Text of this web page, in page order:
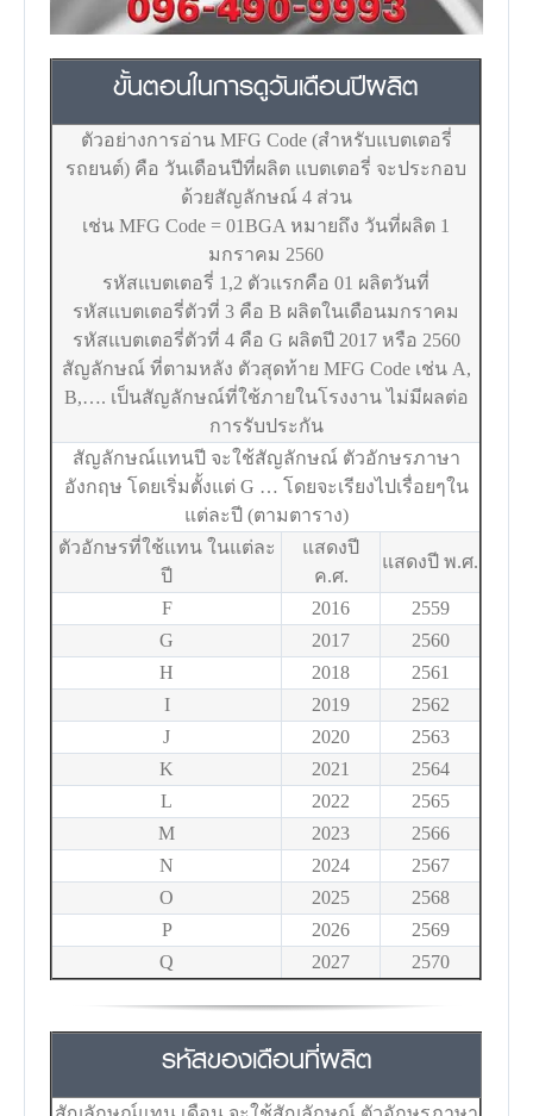
ขั้นตอนในการดูวันเดือนปีผลิต
ตัวอย่างการอ่าน MFG Code (สำหรับแบตเตอรี่
รถยนต์) คือ วันเดือนปีที่ผลิต แบตเตอรี่ จะประกอบ
ด้วยสัญลักษณ์ 4 ส่วน
เช่น MFG Code = 01BGA หมายถึง วันที่ผลิต 1
มกราคม 2560
รหัสแบตเตอรี่ 1,2 ตัวแรกคือ 01 ผลิตวันที่
รหัสแบตเตอรี่ตัวที่ 3 คือ B ผลิตในเดือนมกราคม
รหัสแบตเตอรี่ตัวที่ 4 คือ G ผลิตปี 2017 หรือ 2560
สัญลักษณ์ ที่ตามหลัง ตัวสุดท้าย MFG Code เช่น A,
B,…. เป็นสัญลักษณ์ที่ใช้ภายในโรงงาน ไม่มีผลต่อ
การรับประกัน
สัญลักษณ์แทนปี จะใช้สัญลักษณ์ ตัวอักษรภาษา
อังกฤษ โดยเริ่มตั้งแต่ G … โดยจะเรียงไปเรื่อยๆใน
แต่ละปี (ตามตาราง)
ตัวอักษรที่ใช้แทน ในแต่ละ
ปี
แสดงปี
ค.ศ.
แสดงปี พ.ศ.
F 2016
2559
G
2017
2560
H
2018
2561
I
2019
2562
J
2020
2563
K
2021
2564
L
2022
2565
M
2023
2566
N
2024
2567
O
2025
2568
P
2026
2569
Q
2027 2570
รหัสของเดือนที่ผลิต